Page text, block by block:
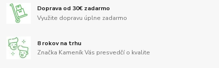
Doprava od 30€ zadarmo
Využite dopravu úplne zadarmo
8 rokov na trhu
Značka Kameník Vás presvedčí o kvalite